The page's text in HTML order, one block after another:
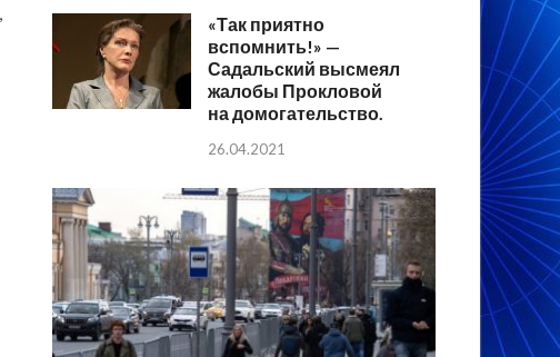
«Так приятно
вспомнить!» —
Садальский высмеял
жалобы Прокловой
на домогательство.
26.04.2021